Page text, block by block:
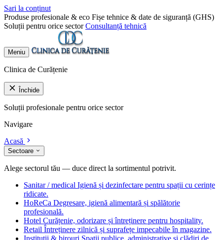
Sari la conținut
Produse profesionale & eco Fișe tehnice & date de siguranță (GHS)
Soluții pentru orice sector Consultanță tehnică
Meniu
Clinica de Curățenie
Închide
Soluții profesionale pentru orice sector
Navigare
Acasă
Sectoare
Alege sectorul tău — duce direct la sortimentul potrivit.
Sanitar / medical Igienă și dezinfectare pentru spații cu cerințe
ridicate.
HoReCa Degresare, igienă alimentară și spălătorie
profesională.
Hotel Curățenie, odorizare și întreținere pentru hospitality.
Retail Întreținere zilnică și suprafețe impecabile în magazine.
Instituții & birouri Spații publice, administrative și clădiri de